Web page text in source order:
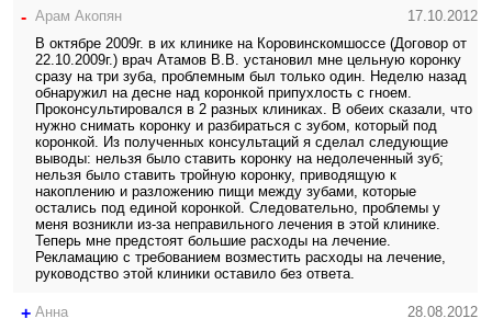
- Арам Акопян
17.10.2012
В октябре 2009г. в их клинике на Коровинскомшоссе (Договор от
22.10.2009г.) врач Атамов В.В. установил мне цельную коронку
сразу на три зуба, проблемным был только один. Неделю назад
обнаружил на десне над коронкой припухлость с гноем.
Проконсультировался в 2 разных клиниках. В обеих сказали, что
нужно снимать коронку и разбираться с зубом, который под
коронкой. Из полученных консультаций я сделал следующие
выводы: нельзя было ставить коронку на недолеченный зуб;
нельзя было ставить тройную коронку, приводящую к
накоплению и разложению пищи между зубами, которые
остались под единой коронкой. Следовательно, проблемы у
меня возникли из-за неправильного лечения в этой клинике.
Теперь мне предстоят большие расходы на лечение.
Рекламацию с требованием возместить расходы на лечение,
руководство этой клиники оставило без ответа.
+ Анна
28.08.2012